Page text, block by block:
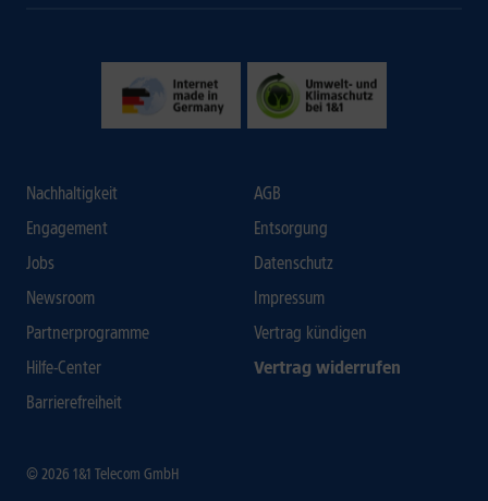
Nachhaltigkeit
Engagement
Jobs
Newsroom
Partnerprogramme
Hilfe-Center
Barrierefreiheit
AGB
Entsorgung
Datenschutz
Impressum
Vertrag kündigen
Vertrag widerrufen
© 2026 1&1 Telecom GmbH